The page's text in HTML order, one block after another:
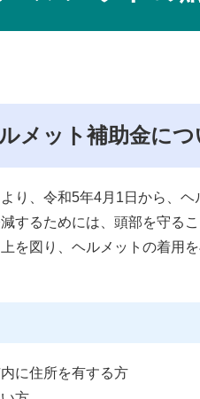
メット補助金につ
り、令和5年4月1日から、ヘ
するためには、頭部を守る
を図り、ヘルメットの着用
に住所を有する方